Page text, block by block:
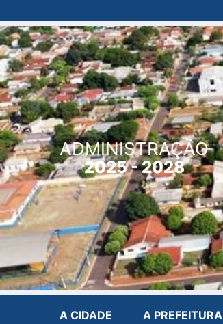
ADMINISTRAÇÃO
2025 - 2028
A CIDADE A PREFEITURA